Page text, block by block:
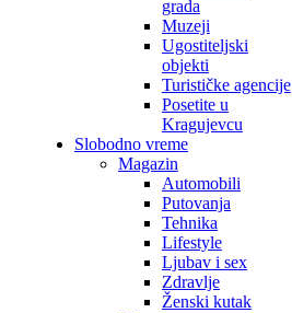
grada
Muzeji
Ugostiteljski
objekti
Turističke agencije
Posetite u
Kragujevcu
Slobodno vreme
Magazin
Automobili
Putovanja
Tehnika
Lifestyle
Ljubav i sex
Zdravlje
Ženski kutak